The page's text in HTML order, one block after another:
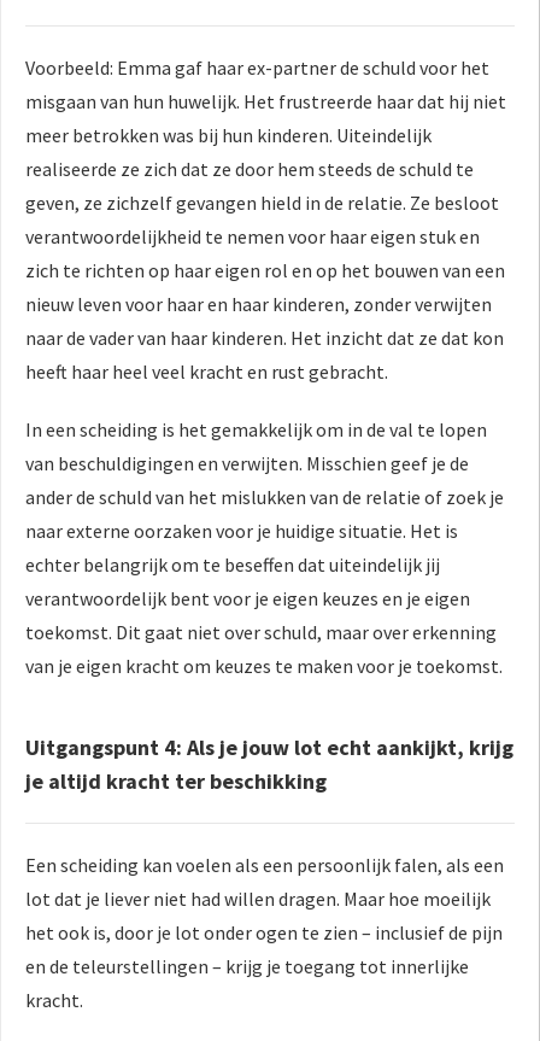
Voorbeeld: Emma gaf haar ex-partner de schuld voor het
misgaan van hun huwelijk. Het frustreerde haar dat hij niet
meer betrokken was bij hun kinderen. Uiteindelijk
realiseerde ze zich dat ze door hem steeds de schuld te
geven, ze zichzelf gevangen hield in de relatie. Ze besloot
verantwoordelijkheid te nemen voor haar eigen stuk en
zich te richten op haar eigen rol en op het bouwen van een
nieuw leven voor haar en haar kinderen, zonder verwijten
naar de vader van haar kinderen. Het inzicht dat ze dat kon
heeft haar heel veel kracht en rust gebracht.
In een scheiding is het gemakkelijk om in de val te lopen
van beschuldigingen en verwijten. Misschien geef je de
ander de schuld van het mislukken van de relatie of zoek je
naar externe oorzaken voor je huidige situatie. Het is
echter belangrijk om te beseffen dat uiteindelijk jij
verantwoordelijk bent voor je eigen keuzes en je eigen
toekomst. Dit gaat niet over schuld, maar over erkenning
van je eigen kracht om keuzes te maken voor je toekomst.
Uitgangspunt 4: Als je jouw lot echt aankijkt, krijg
je altijd kracht ter beschikking
Een scheiding kan voelen als een persoonlijk falen, als een
lot dat je liever niet had willen dragen. Maar hoe moeilijk
het ook is, door je lot onder ogen te zien – inclusief de pijn
en de teleurstellingen – krijg je toegang tot innerlijke
kracht.